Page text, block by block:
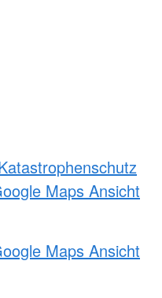
Maps Ansicht
Maps Ansicht